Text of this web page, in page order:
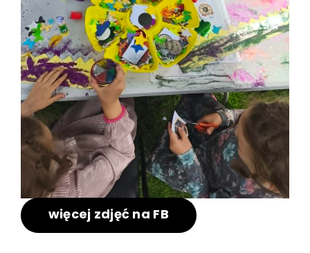
więcej zdjęć na FB